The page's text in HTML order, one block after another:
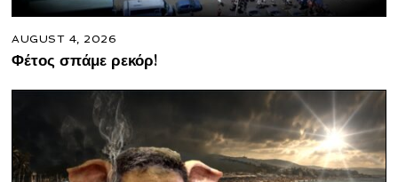
AUGUST 4, 2026
Φέτος σπάμε ρεκόρ!